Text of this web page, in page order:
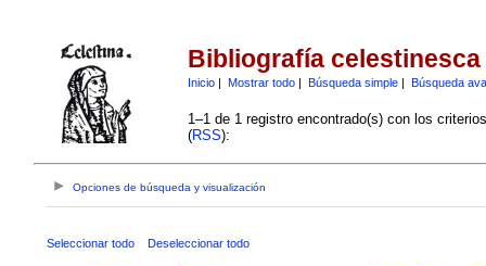
Bibliografía celestinesca
Inicio| Mostrar todo| Búsqueda simple| Búsqueda
1–1 de 1 registro encontrado(s) con los
(RSS):
Opciones de búsqueda y visualización
Seleccionar todo Deseleccionar todo